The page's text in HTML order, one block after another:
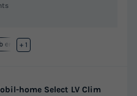
enfant
+ 1
home Select LV Clim